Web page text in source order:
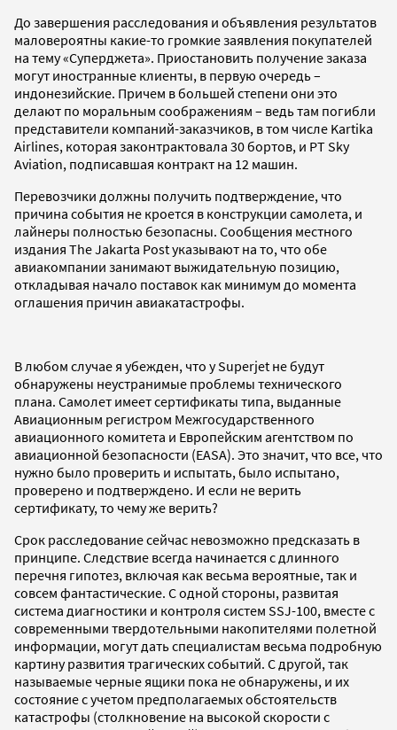
До завершения расследования и объявления результатов
маловероятны какие-то громкие заявления покупателей
на тему «Суперджета». Приостановить получение заказа
могут иностранные клиенты, в первую очередь –
индонезийские. Причем в большей степени они это
делают по моральным соображениям – ведь там погибли
представители компаний-заказчиков, в том числе Kartika
Airlines, которая законтрактовала 30 бортов, и PT Sky
Aviation, подписавшая контракт на 12 машин.
Перевозчики должны получить подтверждение, что
причина события не кроется в конструкции самолета, и
лайнеры полностью безопасны. Сообщения местного
издания The Jakarta Post указывают на то, что обе
авиакомпании занимают выжидательную позицию,
откладывая начало поставок как минимум до момента
оглашения причин авиакатастрофы.
В любом случае я убежден, что у Superjet не будут
обнаружены неустранимые проблемы технического
плана. Самолет имеет сертификаты типа, выданные
Авиационным регистром Межгосударственного
авиационного комитета и Европейским агентством по
авиационной безопасности (EASA). Это значит, что все, что
нужно было проверить и испытать, было испытано,
проверено и подтверждено. И если не верить
сертификату, то чему же верить?
Срок расследование сейчас невозможно предсказать в
принципе. Следствие всегда начинается с длинного
перечня гипотез, включая как весьма вероятные, так и
совсем фантастические. С одной стороны, развитая
система диагностики и контроля систем SSJ-100, вместе с
современными твердотельными накопителями полетной
информации, могут дать специалистам весьма подробную
картину развития трагических событий. С другой, так
называемые черные ящики пока не обнаружены, и их
состояние с учетом предполагаемых обстоятельств
катастрофы (столкновение на высокой скорости с